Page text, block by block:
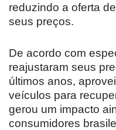
reduzindo a oferta
seus preços.
De acordo com
reajustaram seus
últimos anos,
veículos para
gerou um impacto
consumidores